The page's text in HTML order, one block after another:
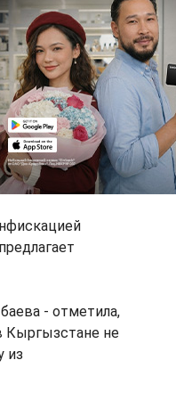
- отметила,
Кыргызстане не
из